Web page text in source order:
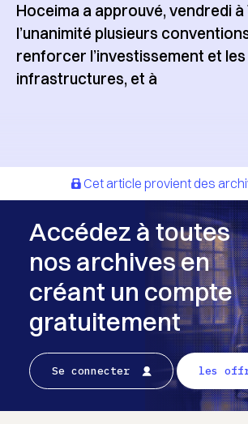
Hoceima a approuvé, vendredi à
l’unanimité plusieurs
renforcer l’investissement et les
infrastructures, et à
Cet article provient des
Accédez à toutes
nos archives en
créant un compte
gratuitement
Se connecter les